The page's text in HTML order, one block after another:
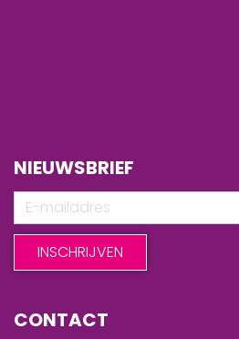
NIEUWSBRIEF
CONTACT